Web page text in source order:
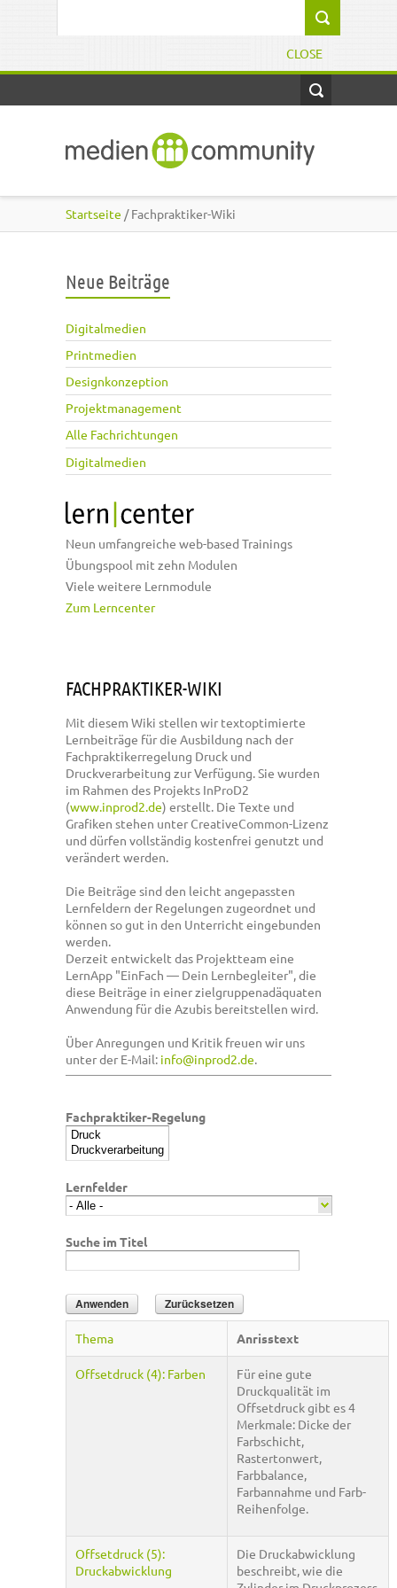
CLOSE
Startseite / Fachpraktiker-Wiki
Neue Beiträge
Digitalmedien
Printmedien
Designkonzeption
Projektmanagement
Alle Fachrichtungen
Digitalmedien
Neun umfangreiche web-based Trainings
Übungspool mit zehn Modulen
Viele weitere Lernmodule
Zum Lerncenter
FACHPRAKTIKER-WIKI
Mit diesem Wiki stellen wir textoptimierte
Lernbeiträge für die Ausbildung nach der
Fachpraktikerregelung Druck und
Druckverarbeitung zur Verfügung. Sie wurden
im Rahmen des Projekts InProD2
(www.inprod2.de) erstellt. Die Texte und
Grafiken stehen unter CreativeCommon-Lizenz
und dürfen vollständig kostenfrei genutzt und
verändert werden.
Die Beiträge sind den leicht angepassten
Lernfeldern der Regelungen zugeordnet und
können so gut in den Unterricht eingebunden
werden.
Derzeit entwickelt das Projektteam eine
LernApp "EinFach — Dein Lernbegleiter", die
diese Beiträge in einer zielgruppenadäquaten
Anwendung für die Azubis bereitstellen wird.
Über Anregungen und Kritik freuen wir uns
unter der E-Mail: info@inprod2.de.
Fachpraktiker-Regelung
Lernfelder
Suche im Titel
Thema Anrisstext
Offsetdruck (4): Farben
Für eine gute
Druckqualität im
Offsetdruck gibt es 4
Merkmale: Dicke der
Farbschicht,
Rastertonwert,
Farbbalance,
Farbannahme und Farb-
Reihenfolge.
Offsetdruck (5):
Druckabwicklung
Die Druckabwicklung
beschreibt, wie die